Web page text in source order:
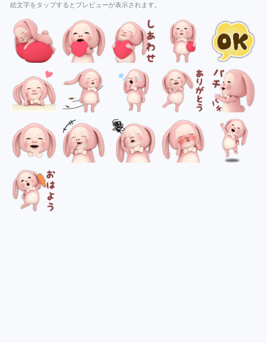
絵文字をタップするとプレビューが表示されます。